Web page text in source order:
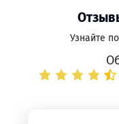
Узнайте